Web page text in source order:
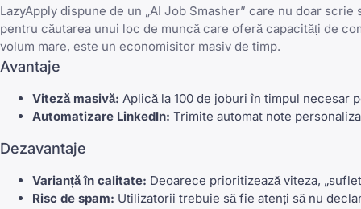
LazyApply dispune de un „AI Job Smasher” care nu doar
pentru căutarea unui loc de muncăcare oferă capacități de
volum mare, este un economisitor masiv de timp.
Avantaje
Viteză masivă: Aplică la 100 de joburi în timpul necesar
Automatizare LinkedIn: Trimite automat note
Dezavantaje
Varianță în calitate: Deoarece prioritizează viteza,
Risc de spam: Utilizatorii trebuie să fie atenți să nu